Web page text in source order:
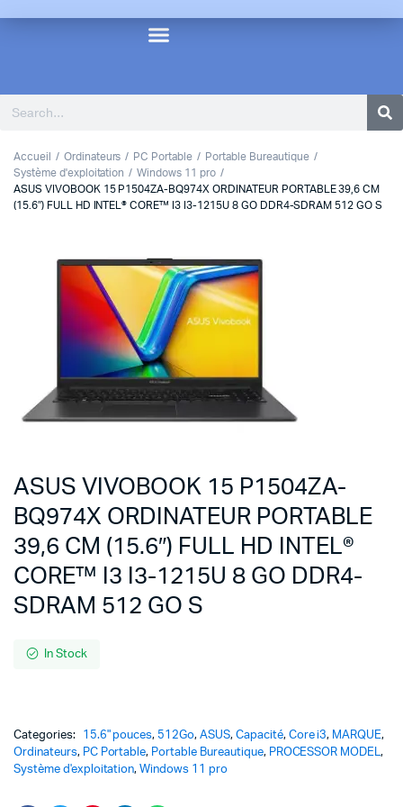
Accueil Ordinateurs PC Portable
Portable Bureautique
Système d'exploitation
Windows 11 pro
ASUS VIVOBOOK 15 P1504ZA-BQ974X ORDINATEUR PORTABLE 39,6 CM
(15.6″) FULL HD INTEL® CORE™ I3 I3-1215U 8 GO DDR4-SDRAM 512 GO S
Previous
Next
ASUS VIVOBOOK 15 P1504ZA-
BQ974X ORDINATEUR PORTABLE
39,6 CM (15.6″) FULL HD INTEL®
CORE™ I3 I3-1215U 8 GO DDR4-
SDRAM 512 GO S
In Stock
Categories: 15.6" pouces, 512Go,ASUS, Capacité, Core i3, MARQUE,
Ordinateurs, PC Portable, Portable Bureautique, PROCESSOR MODEL,
Système d'exploitation,Windows 11 pro